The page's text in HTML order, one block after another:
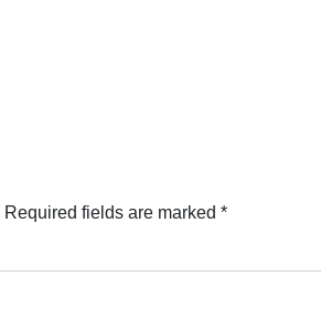
Required fields are marked *